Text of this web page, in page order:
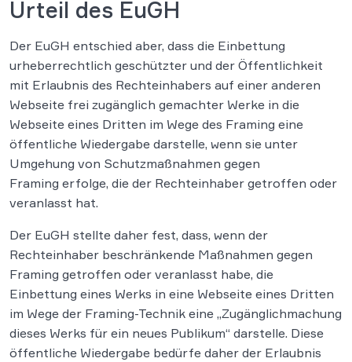
Urteil des EuGH
Der EuGH entschied aber, dass die Einbettung
urheberrechtlich geschützter und der Öffentlichkeit
mit Erlaubnis des Rechteinhabers auf einer anderen
Webseite frei zugänglich gemachter Werke in die
Webseite eines Dritten im Wege des Framing eine
öffentliche Wiedergabe darstelle, wenn sie unter
Umgehung von Schutzmaßnahmen gegen
Framing erfolge, die der Rechteinhaber getroffen oder
veranlasst hat.
Der EuGH stellte daher fest, dass, wenn der
Rechteinhaber beschränkende Maßnahmen gegen
Framing getroffen oder veranlasst habe, die
Einbettung eines Werks in eine Webseite eines Dritten
im Wege der Framing-Technik eine „Zugänglichmachung
dieses Werks für ein neues Publikum“ darstelle. Diese
öffentliche Wiedergabe bedürfe daher der Erlaubnis